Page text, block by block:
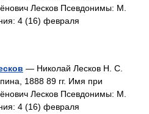
Лесков Псевдонимы: М.
4 (16) февраля
— Николай Лесков Н. С.
1888 89 гг. Имя при
Лесков Псевдонимы: М.
4 (16) февраля